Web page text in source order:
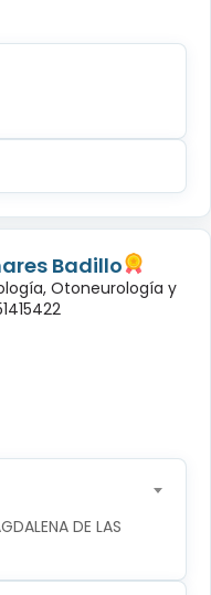
Badillo
Otoneurología y
DE LAS